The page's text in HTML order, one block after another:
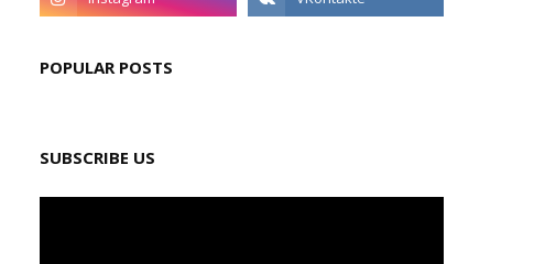
POPULAR POSTS
SUBSCRIBE US